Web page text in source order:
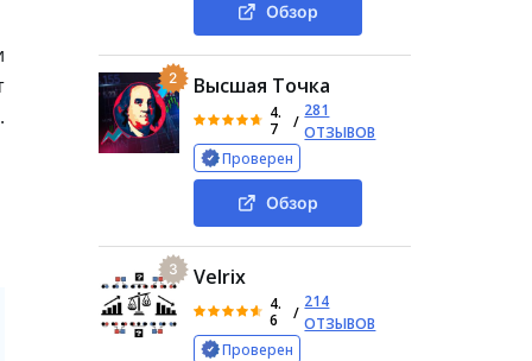
Обзор
2 Высшая Точка
4.
7
/
281
ОТЗЫВОВ
Проверен
Обзор
3 Velrix
4.
6
/
214
ОТЗЫВОВ
Проверен